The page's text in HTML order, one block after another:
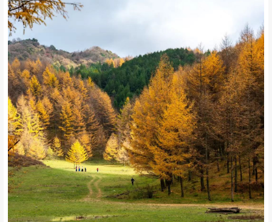
一条蜿蜒的林间小道出现又隐没
一林的落叶松徐徐纷飞，细密松软
不见牧童，不见过客
唯见白云悠悠、牛羊闲适